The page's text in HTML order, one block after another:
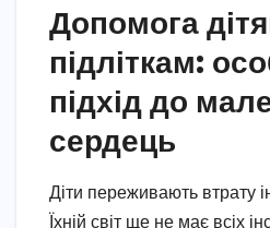
Допомога
підліткам:
підхід до
сердець
Діти переживають втрату
Їхній світ ще не має всіх